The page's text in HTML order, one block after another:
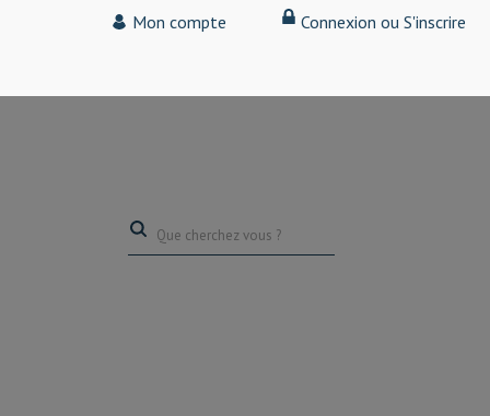
Mon compte Connexion ou S'inscrire